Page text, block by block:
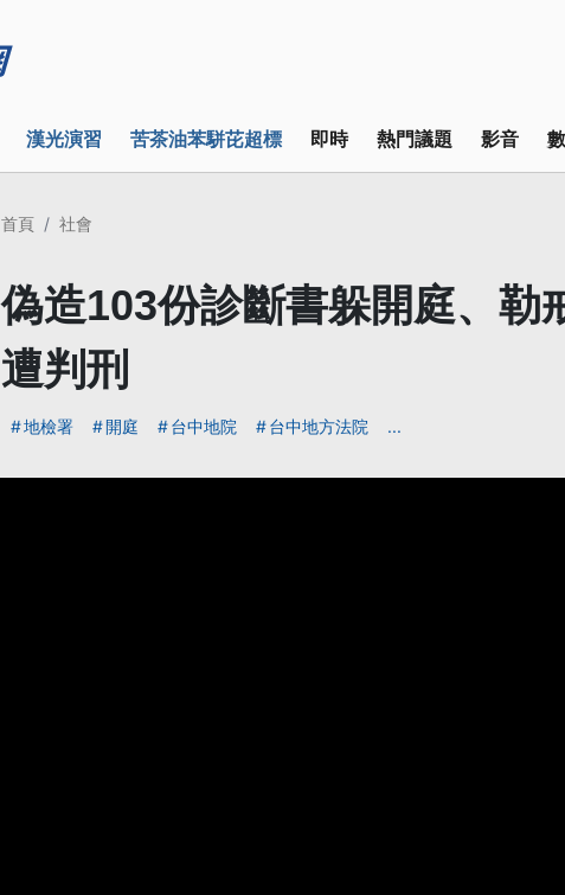
漢光演習 苦茶油苯駢芘超標 即時 熱門議題 影音
首頁 社會
偽造103份診斷書躲開庭、勒
遭判刑
地檢署 開庭 台中地院 台中地方法院 ...